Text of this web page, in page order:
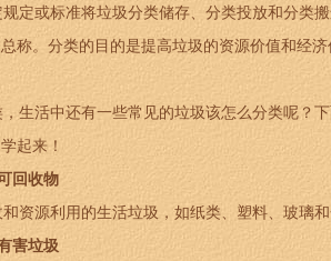
定或标准将垃圾分类储存、分类投放和分类
称。分类的目的是提高垃圾的资源价值和经
生活中还有一些常见的垃圾该怎么分类呢？
起来！
回收物
资源利用的生活垃圾，如纸类、塑料、玻璃和
害垃圾